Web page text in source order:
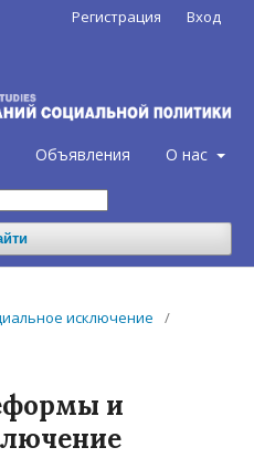
Объявления О нас
Регистрация Вход
исключение
/
и